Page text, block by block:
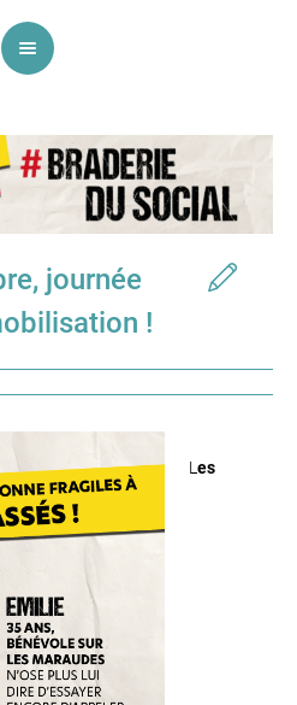
journée
!
L es